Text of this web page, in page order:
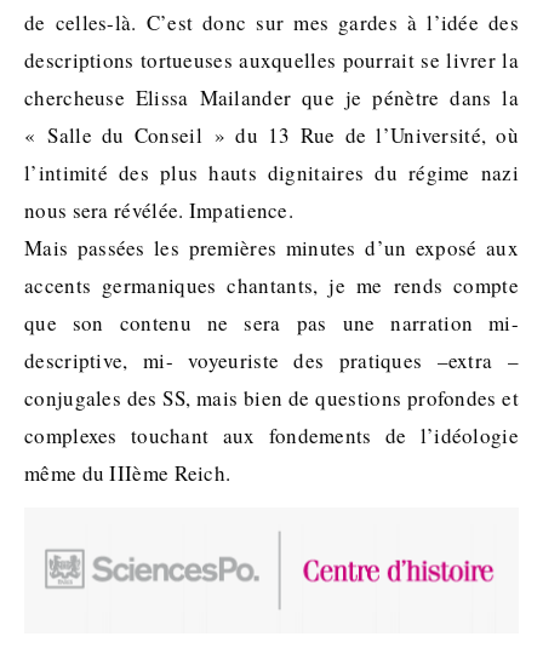
de celles-là. C’est donc sur mes gardes à l’idée des
descriptions tortueuses auxquelles pourrait se livrer la
chercheuse Elissa Mailander que je pénètre dans la
« Salle du Conseil » du 13 Rue de l’Université, où
l’intimité des plus hauts dignitaires du régime nazi
nous sera révélée. Impatience.
Mais passées les premières minutes d’un exposé aux
accents germaniques chantants, je me rends compte
que son contenu ne sera pas une narration mi-
descriptive, mi- voyeuriste des pratiques –extra –
conjugales des SS, mais bien de questions profondes et
complexes touchant aux fondements de l’idéologie
même du IIIème Reich.